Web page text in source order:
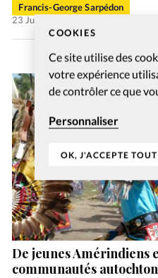
COOKIES
Ce site utilise des
votre expérience
de contrôler ce que
Personnaliser
OK, J'ACCEPTE TOUT
Francis-George Sarpédon
23 Juil 2026
De jeunes Amérindiens
communautés